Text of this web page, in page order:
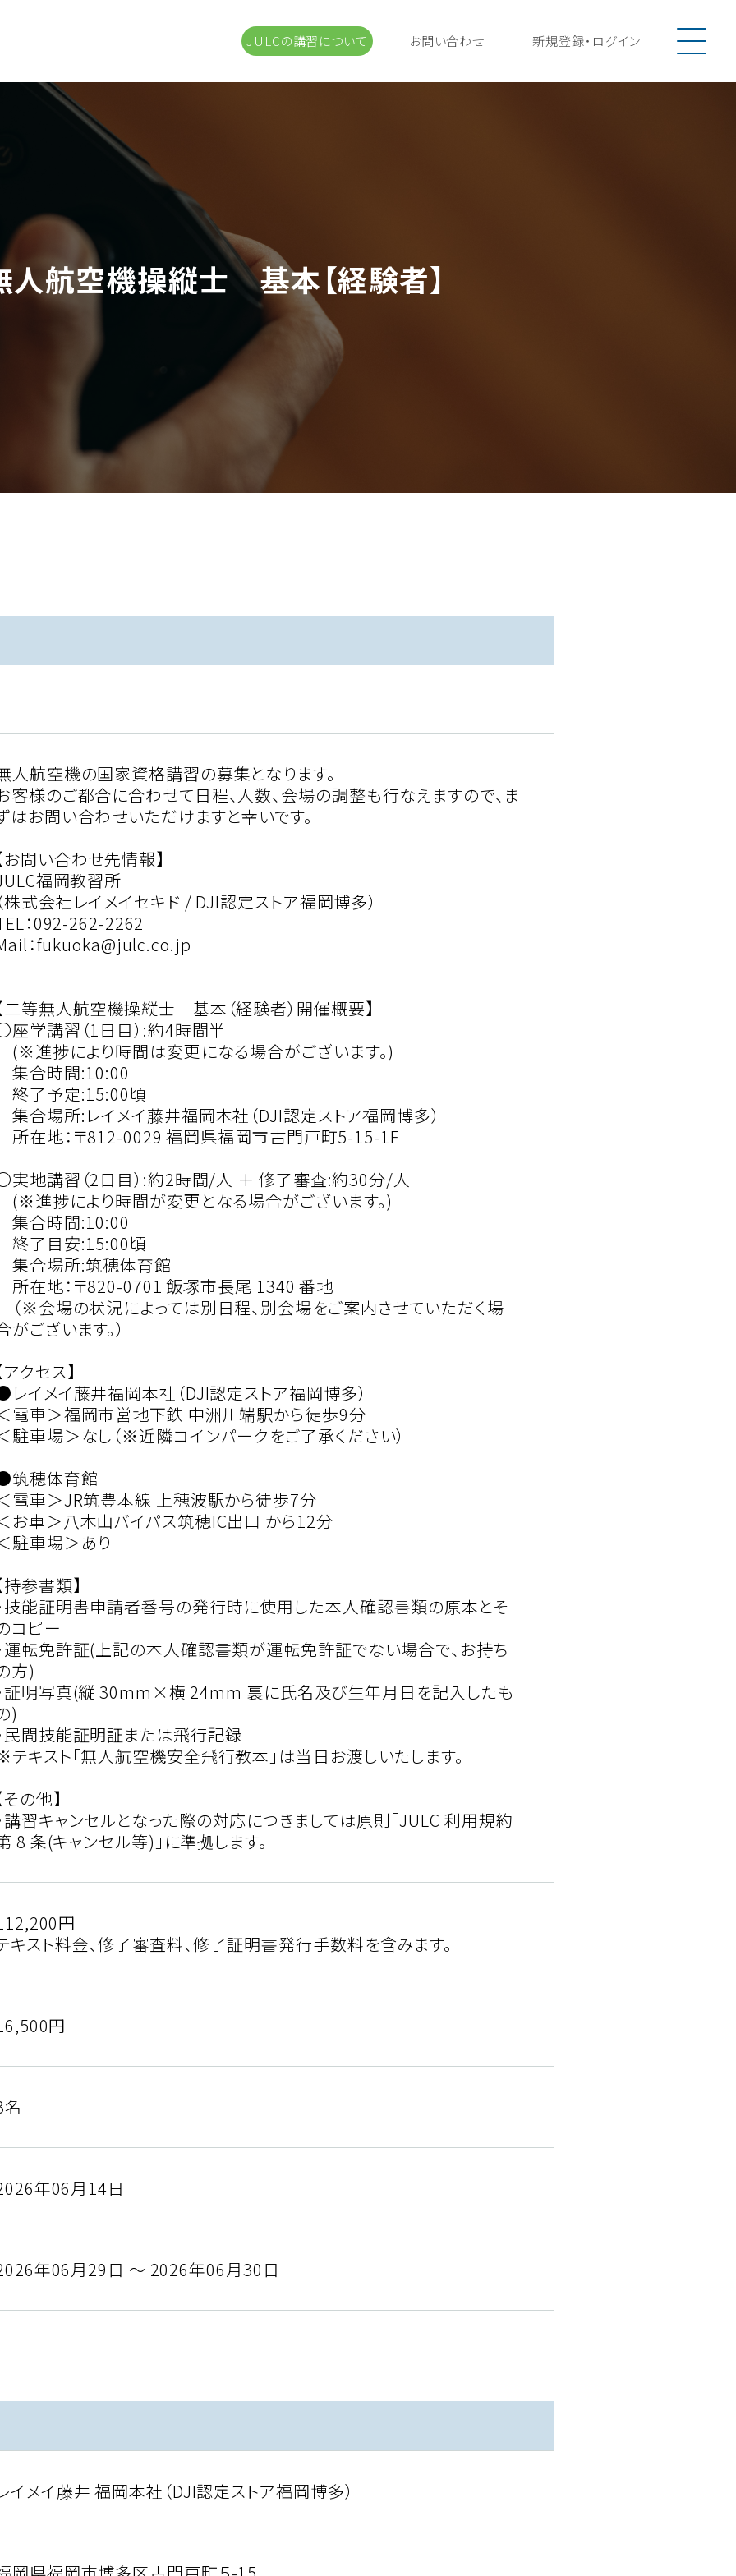
JULCの講習について お問い合わせ 新規登録・ ログイン
人航空機操縦士 基本【経験者】
人航空機の国家資格講習の募集となります。
客様のご都合に合わせて日程、人数、会場の調整も行なえますので、ま
はお問い合わせいただけますと幸いです。
お問い合わせ先情報】
福岡教習所
株式会社レイメイセキド / DJI認定ストア福岡博多）
：092-262-2262
：fukuoka@julc.co.jp
二等無人航空機操縦士 基本（経験者）開催概要】
座学講習（1日目）:約4時間半
進捗により時間は変更になる場合がございます。)
合時間:10:00
了予定:15:00頃
合場所:レイメイ藤井福岡本社（DJI認定ストア福岡博多）
在地：〒812-0029 福岡県福岡市古門戸町5-15-1F
実地講習（2日目）:約2時間/人 ＋ 修了審査:約30分/人
進捗により時間が変更となる場合がございます。)
合時間:10:00
了目安:15:00頃
合場所:筑穂体育館
在地：〒820-0701 飯塚市長尾 1340 番地
※会場の状況によっては別日程、別会場をご案内させていただく場
がございます。）
アクセス】
イメイ藤井福岡本社（DJI認定ストア福岡博多）
電車＞福岡市営地下鉄 中洲川端駅から徒歩9分
駐車場＞なし（※近隣コインパークをご了承ください）
筑穂体育館
電車＞JR筑豊本線 上穂波駅から徒歩7分
お車＞八木山バイパス筑穂IC出口 から12分
駐車場＞あり
持参書類】
技能証明書申請者番号の発行時に使用した本人確認書類の原本とそ
コピー
運転免許証(上記の本人確認書類が運転免許証でない場合で、お持ち
方)
証明写真(縦 30mm×横 24mm 裏に氏名及び生年月日を記入したも
)
民間技能証明証または飛行記録
キスト「無人航空機安全飛行教本」は当日お渡しいたします。
その他】
講習キャンセルとなった際の対応につきましては原則「JULC 利用規約
8 条(キャンセル等)」に準拠します。
円
キスト料金、修了審査料、修了証明書発行手数料を含みます。
円
年06月14日
年06月29日 ～ 2026年06月30日
イメイ藤井 福岡本社（DJI認定ストア福岡博多）